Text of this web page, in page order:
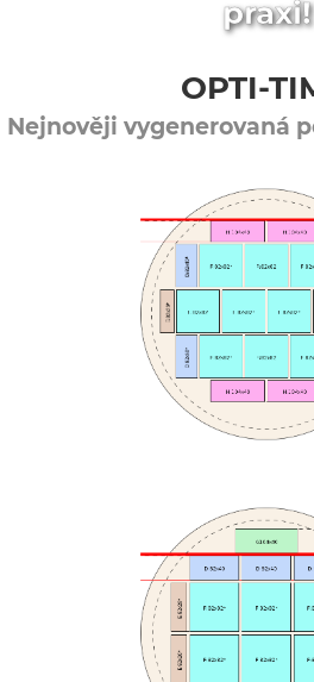
praxi!
OPTI-
Nejnověji vygenerovaná